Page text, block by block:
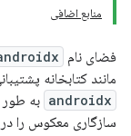
منابع اضافی
فضای نام
مانند کتابخانه
androidx به طور
سازگاری معکوس را